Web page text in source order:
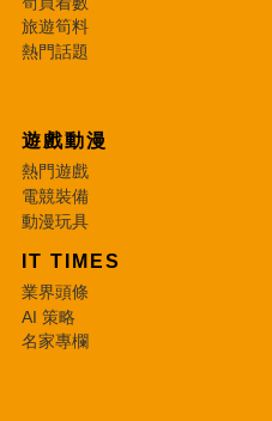
旅遊筍料
熱門話題
遊戲動漫
熱門遊戲
電競裝備
動漫玩具
IT TIMES
業界頭條
AI 策略
名家專欄